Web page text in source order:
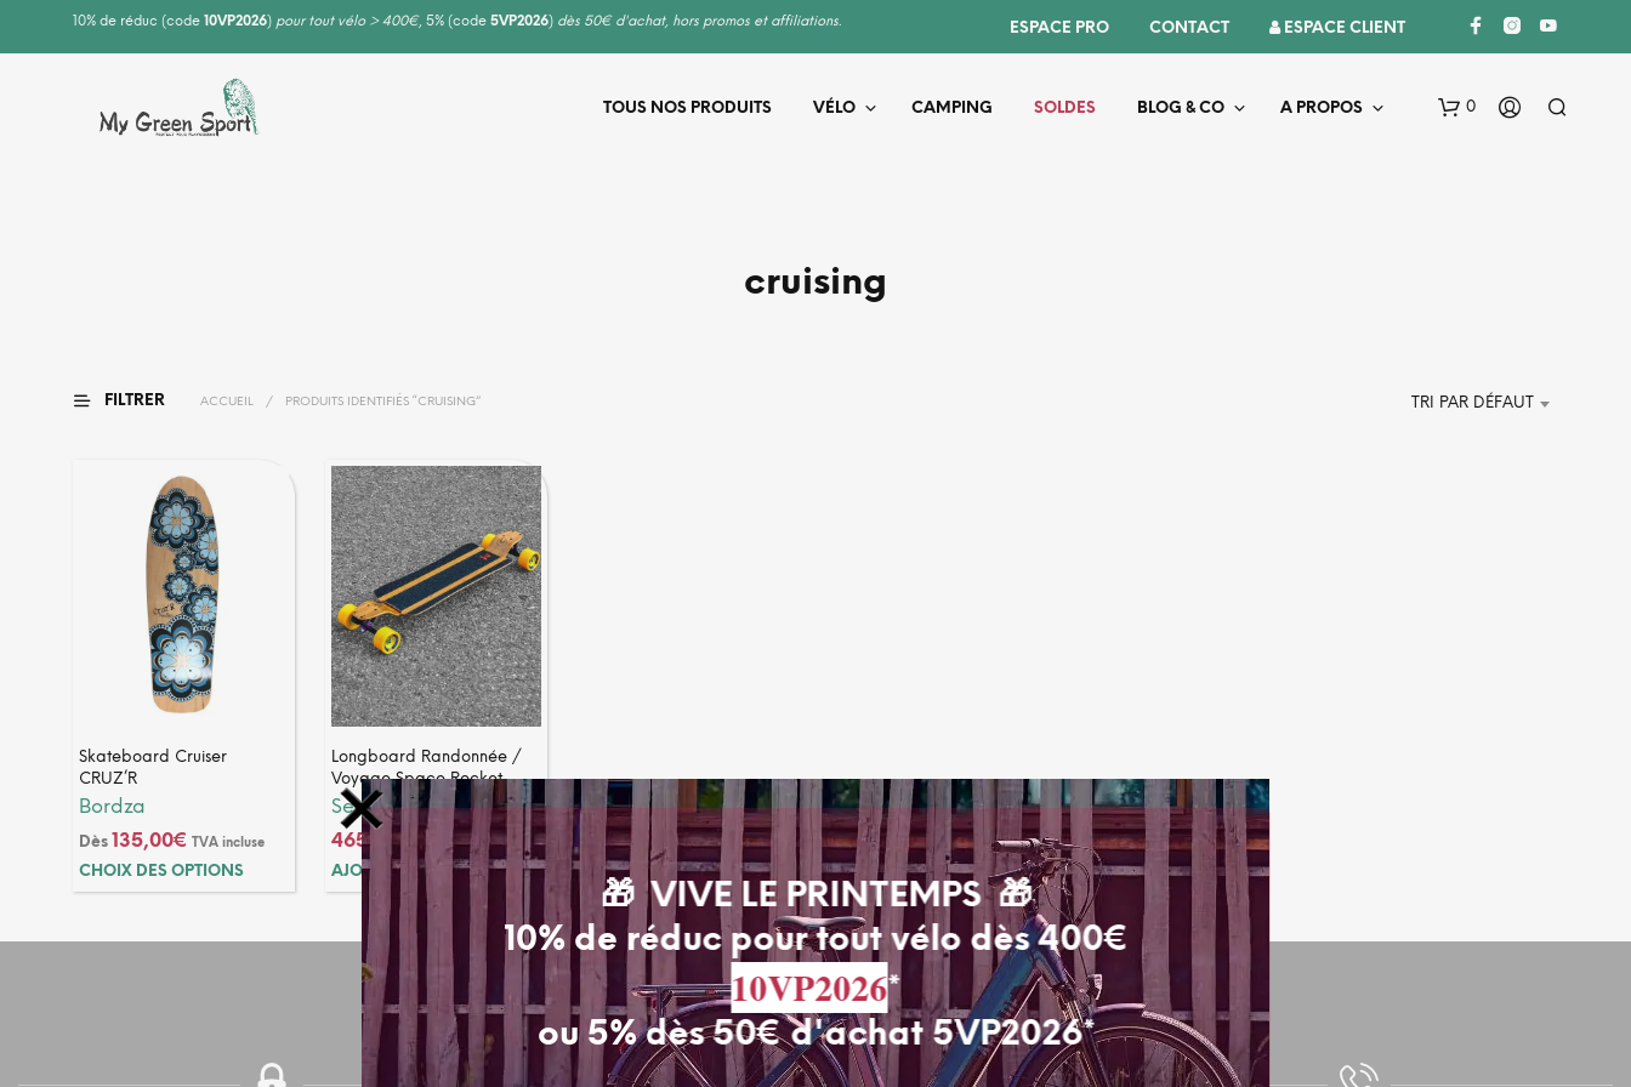
10% de réduc (code 10VP2026) pour tout vélo > 400€, 5% (code 5VP2026) dès 50€ d'achat, hors promos et affiliations. ESPACE PRO CONTACT ESPACE CLIENT
TOUS NOS PRODUITS VÉLO CAMPING SOLDES BLOG & CO A PROPOS 0
V
cruising
FILTRER ACCUEIL / PRODUITS IDENTIFIÉS “CRUISING” TRI PAR DÉFAUT
Skateboard Cruiser
CRUZ’R
Bordza
Dès 135,00€ TVA incluse
CHOIX DES OPTIONSCe
produit
peuvent
Longboard Randonnée /
Voyage Space Rocket
Seven suns
465,00€ TVA incluse
AJOUTER AU PANIER
🎁 VIVE LE PRINTEMPS 🎁
10% de réduc pour tout vélo dès 400€
10VP2026*
ou 5% dès 50€ d'achat 5VP2026*